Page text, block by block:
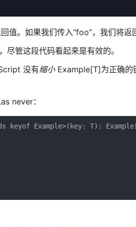
值。如果我们传入“foo”，我们将返
管这段代码看起来是有效的。
没有缩小Example[T]为正确的
never：
keyof Example>(key: T):